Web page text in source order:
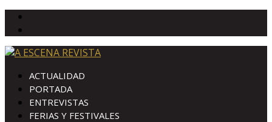
ACTUALIDAD
PORTADA
ENTREVISTAS
FERIAS Y FESTIVALES